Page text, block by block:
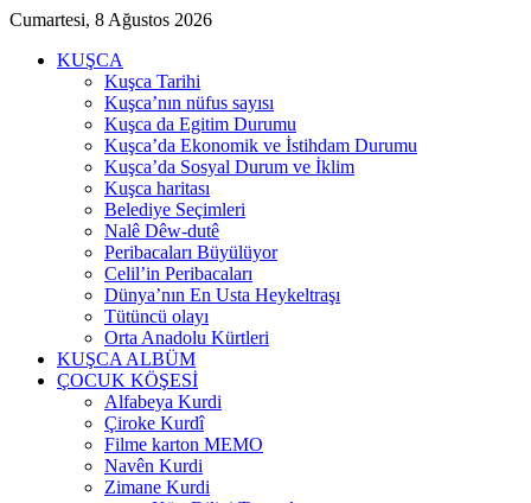
Cumartesi, 8 Ağustos 2026
KUŞCA
Kuşca Tarihi
Kuşca’nın nüfus sayısı
Kuşca da Egitim Durumu
Kuşca’da Ekonomik ve İstihdam Durumu
Kuşca’da Sosyal Durum ve İklim
Kuşca haritası
Belediye Seçimleri
Nalê Dêw-dutê
Peribacaları Büyülüyor
Celil’in Peribacaları
Dünya’nın En Usta Heykeltraşı
Tütüncü olayı
Orta Anadolu Kürtleri
KUŞCA ALBÜM
ÇOCUK KÖŞESİ
Alfabeya Kurdi
Çiroke Kurdî
Filme karton MEMO
Navên Kurdi
Zimane Kurdi